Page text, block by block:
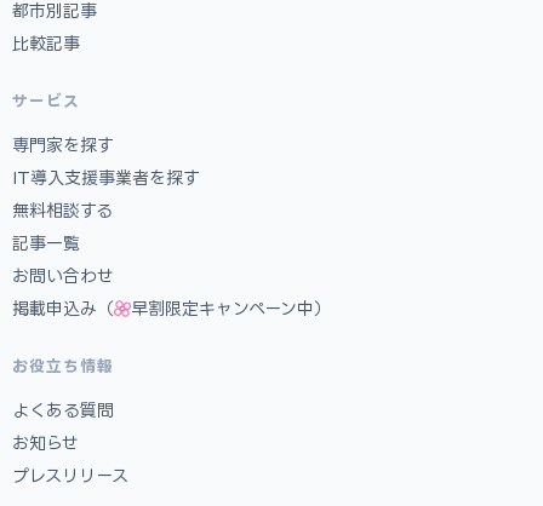
都市別記事
比較記事
サービス
専門家を探す
IT導入支援事業者を探す
無料相談する
記事一覧
お問い合わせ
掲載申込み（
早割限定キャンペーン中）
お役立ち情報
よくある質問
お知らせ
プレスリリース